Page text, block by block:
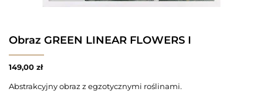
Obraz GREEN LINEAR FLOWERS I
149,00 zł
Abstrakcyjny obraz z egzotycznymi roślinami.